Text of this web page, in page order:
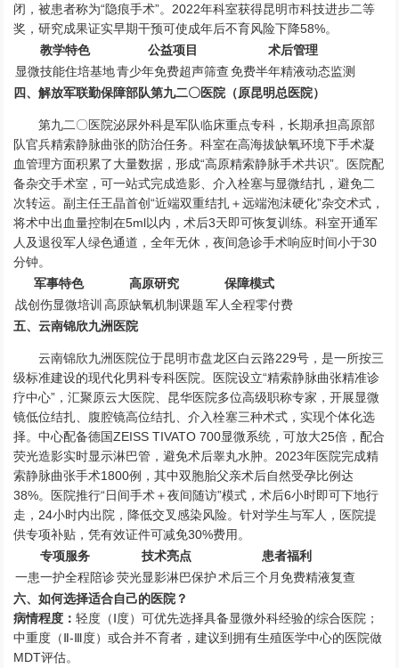
闭，被患者称为“隐痕手术”。2022年科室获得昆明市科技进步二等
奖，研究成果证实早期干预可使成年后不育风险下降58%。
教学特色
公益项目
术后管理
显微技能住培基地青少年免费超声筛查 免费半年精液动态监测
四、解放军联勤保障部队第九二〇医院（原昆明总医院）
第九二〇医院泌尿外科是军队临床重点专科，长期承担高原部
队官兵精索静脉曲张的防治任务。科室在高海拔缺氧环境下手术凝
血管理方面积累了大量数据，形成“高原精索静脉手术共识”。医院配
备杂交手术室，可一站式完成造影、介入栓塞与显微结扎，避免二
次转运。副主任王晶首创“近端双重结扎＋远端泡沫硬化”杂交术式，
将术中出血量控制在5ml以内，术后3天即可恢复训练。科室开通军
人及退役军人绿色通道，全年无休，夜间急诊手术响应时间小于30
分钟。
军事特色
高原研究
保障模式
战创伤显微培训 高原缺氧机制课题 军人全程零付费
五、云南锦欣九洲医院
云南锦欣九洲医院位于昆明市盘龙区白云路229号，是一所按三
级标准建设的现代化男科专科医院。医院设立“精索静脉曲张精准诊
疗中心”，汇聚原云大医院、昆华医院多位高级职称专家，开展显微
镜低位结扎、腹腔镜高位结扎、介入栓塞三种术式，实现个体化选
择。中心配备德国ZEISS TIVATO 700显微系统，可放大25倍，配合
荧光造影实时显示淋巴管，避免术后睾丸水肿。2023年医院完成精
索静脉曲张手术1800例，其中双胞胎父亲术后自然受孕比例达
38%。医院推行“日间手术＋夜间随访”模式，术后6小时即可下地行
走，24小时内出院，降低交叉感染风险。针对学生与军人，医院提
供专项补贴，凭有效证件可减免30%费用。
专项服务
技术亮点
患者福利
一患一护全程陪诊荧光显影淋巴保护 术后三个月免费精液复查
六、如何选择适合自己的医院？
病情程度：轻度（Ⅰ度）可优先选择具备显微外科经验的综合医院；
中重度（Ⅱ-Ⅲ度）或合并不育者，建议到拥有生殖医学中心的医院做
MDT评估。